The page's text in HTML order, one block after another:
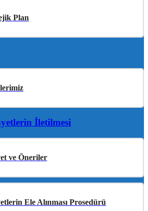
Plan
İletilmesi
ve Öneriler
Ele Alınması Prosedürü